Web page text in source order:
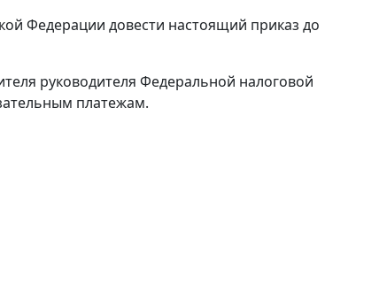
Федерации довести настоящий приказ до
руководителя Федеральной налоговой
платежам.